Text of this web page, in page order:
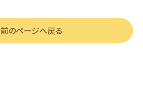
前のページへ戻る